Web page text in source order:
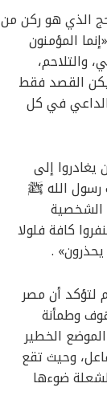
الذي هو ركن من
المؤمنون
والتلاحم،
يكن القصد فقط
في كل
يغادروا إلى
رسول الله ﷺ
الشخصية
كافة فلولا
.
لتؤكد أن مصر
وطمأنة
الخطير
وحيث تقع
ضوءها